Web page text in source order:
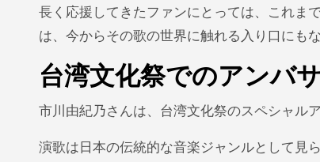
長く応援してきたファンにとっては、これま
は、今からその歌の世界に触れる入り口にもな
台湾文化祭でのアンバ
市川由紀乃さんは、台湾文化祭のスペシャル
演歌は日本の伝統的な音楽ジャンルとして見